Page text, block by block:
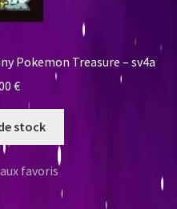
Pokemon Treasure – sv4a
€
stock
favoris